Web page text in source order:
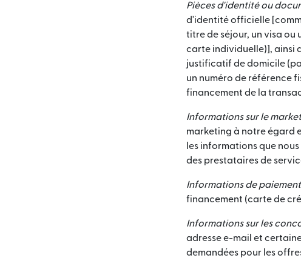
Pièces d'identité ou
d'identité officielle
titre de séjour, un visa ou
carte individuelle)], ainsi
justificatif de domicile
un numéro de référence
financement de la
Informations sur le
marketing à notre égard
les informations que
des prestataires de
Informations de paiement
financement (carte de
Informations sur les
adresse e-mail et
demandées pour les